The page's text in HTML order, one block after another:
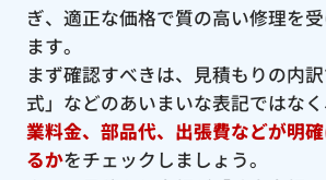
ぎ、適正な価格で質の高い修理を
ます。
まず確認すべきは、見積もりの内
式」などのあいまいな表記ではなく
業料金、部品代、出張費などが明
るかをチェックしましょう。